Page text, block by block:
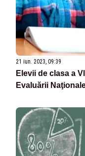
21 iun. 2023, 09:39
Elevii de clasa a
Evaluării